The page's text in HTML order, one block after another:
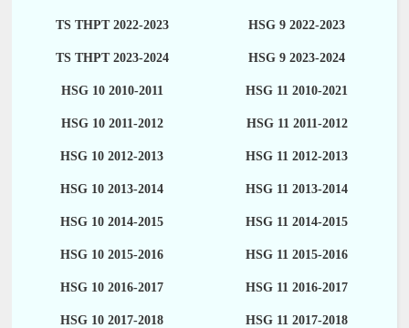
TS THPT 2022-2023 HSG 9 2022-2023
TS THPT 2023-2024 HSG 9 2023-2024
HSG 10 2010-2011 HSG 11 2010-2021
HSG 10 2011-2012 HSG 11 2011-2012
HSG 10 2012-2013 HSG 11 2012-2013
HSG 10 2013-2014 HSG 11 2013-2014
HSG 10 2014-2015 HSG 11 2014-2015
HSG 10 2015-2016 HSG 11 2015-2016
HSG 10 2016-2017 HSG 11 2016-2017
HSG 10 2017-2018 HSG 11 2017-2018